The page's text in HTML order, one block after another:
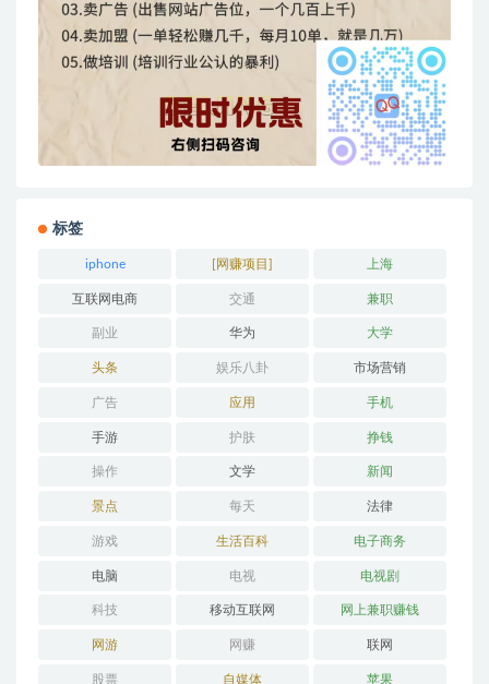
标签
iphone [网赚项目] 上海
互联网电商 交通 兼职
副业 华为 大学
头条 娱乐八卦 市场营销
广告 应用 手机
手游 护肤 挣钱
操作 文学 新闻
景点 每天 法律
游戏 生活百科 电子商务
电脑 电视 电视剧
科技 移动互联网 网上兼职赚钱
网游 网赚 联网
股票 自媒体 苹果